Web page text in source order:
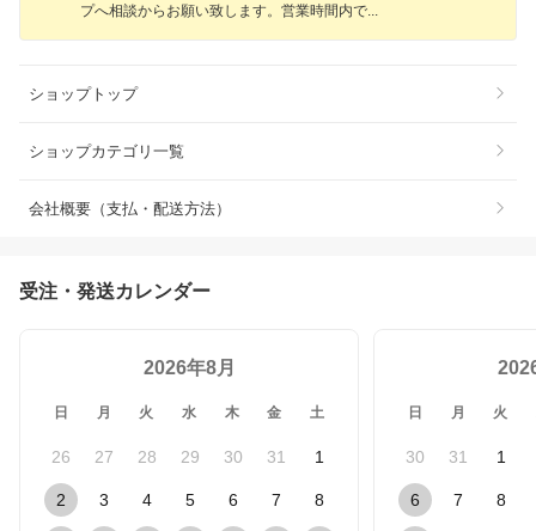
プへ相談からお願い致します。営業時間内で
ショップトップ
ショップカテゴリ一覧
会社概要（支払・配送方法）
受注・発送カレンダー
2026年8月
日 月 火 水 木 金 土
26 27 28 29 30 31 1
2 3 4 5 6 7 8
日 月 火
30 31 1
6 7 8